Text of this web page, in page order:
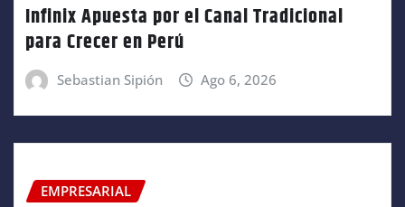
Infinix Apuesta por el Canal Tradicional
para Crecer en Perú
Sebastian Sipión Ago 6, 2026
EMPRESARIAL